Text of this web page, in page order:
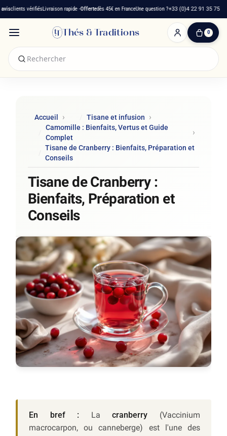
clients vérifiésLivraison rapide -Offertedès 45€ en FranceUne question ?+33 (0)4 22 91 35 75
Thés & Traditions 0
0
Accueil
Tisane et infusion
Camomille : Bienfaits, Vertus et Guide
Complet
Tisane de Cranberry : Bienfaits, Préparation et
Conseils
Tisane de Cranberry :
Bienfaits, Préparation et
Conseils
En bref : Lacranberry (Vaccinium
macrocarpon, ou canneberge) est l'une des